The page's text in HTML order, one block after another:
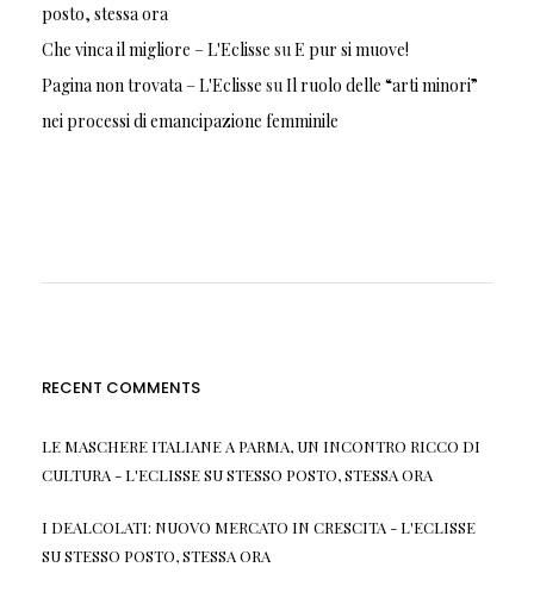
posto, stessa ora
Che vinca il migliore – L'Eclisse suE pur si muove!
Pagina non trovata – L'Eclisse suIl ruolo delle “arti minori”
nei processi di emancipazione femminile
RECENT COMMENTS
LE MASCHERE ITALIANE A PARMA, UN INCONTRO RICCO DI
CULTURA - L'ECLISSESUSTESSO POSTO, STESSA ORA
I DEALCOLATI: NUOVO MERCATO IN CRESCITA - L'ECLISSE
SUSTESSO POSTO, STESSA ORA